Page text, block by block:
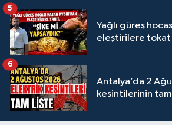
Yağlı güreş
eleştirilere tokat
5
Antalya’da 2
kesintilerinin
6